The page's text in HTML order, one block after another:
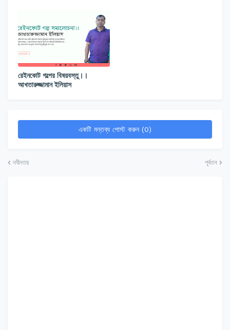
রেইনকোট গল্পের বিষয়বস্তু।।
আখতারুজ্জামান ইলিয়াস
একটি মন্তব্য পোস্ট করুন (0)
নবীনতর পূর্বতন